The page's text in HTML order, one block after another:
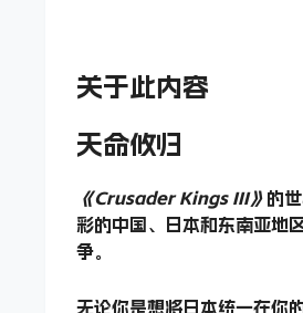
关于此内容
天命攸归
《Crusader Kings III》 的
彩的中国、日本和东南亚地
争。
无论你是想将日本统一在你